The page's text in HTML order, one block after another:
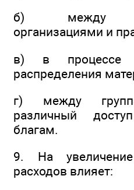
б) между
организациями и
в) в процессе
распределения
г) между
различный
благам.
9. На увеличение
расходов влияет: